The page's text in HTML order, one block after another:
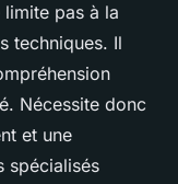
pas à la
techniques. Il
Nécessite donc
et une
spécialisés